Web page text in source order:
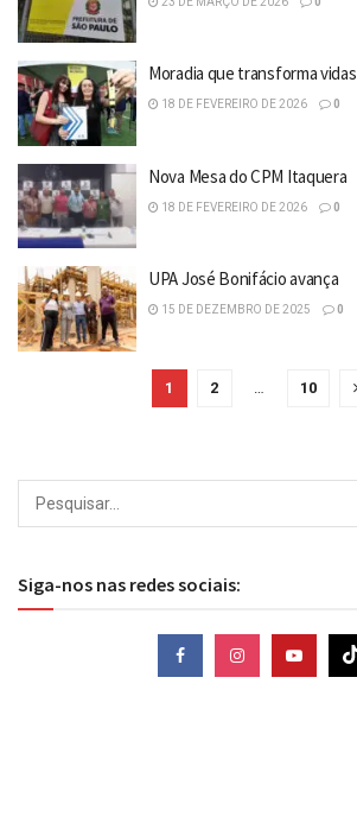
Moradia que transforma vidas
18 DE FEVEREIRO DE 2026 0
Nova Mesa do CPM Itaquera
18 DE FEVEREIRO DE 2026 0
UPA José Bonifácio avança
15 DE DEZEMBRO DE 2025 0
1 2 10
Siga-nos nas redes sociais: